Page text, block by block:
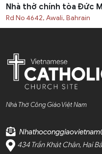
Nhà thờ chính tòa Đức
Rd No 4642, Awali, Bahrain
Nhà Thờ Công Giáo Việt Nam
434 Trần Khát Chân, Hai